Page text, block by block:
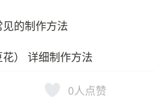
的制作方法
） 详细制作方法
0人点赞